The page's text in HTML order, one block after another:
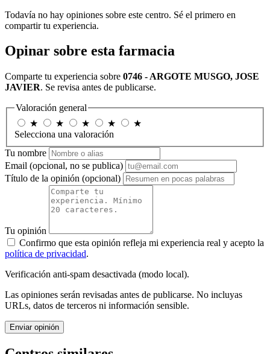
Todavía no hay opiniones sobre este centro. Sé el primero en
compartir tu experiencia.
Opinar sobre esta farmacia
Comparte tu experiencia sobre 0746 - ARGOTE MUSGO, JOSE
JAVIER. Se revisa antes de publicarse.
Valoración general
★
★ ★ ★
★
Selecciona una valoración
Tu nombre
Email (opcional, no se publica)
Título de la opinión (opcional)
Tu opinión
Confirmo que esta opinión refleja mi experiencia real y acepto la
política de privacidad.
Verificación anti-spam desactivada (modo local).
Las opiniones serán revisadas antes de publicarse. No incluyas
URLs, datos de terceros ni información sensible.
Enviar opinión